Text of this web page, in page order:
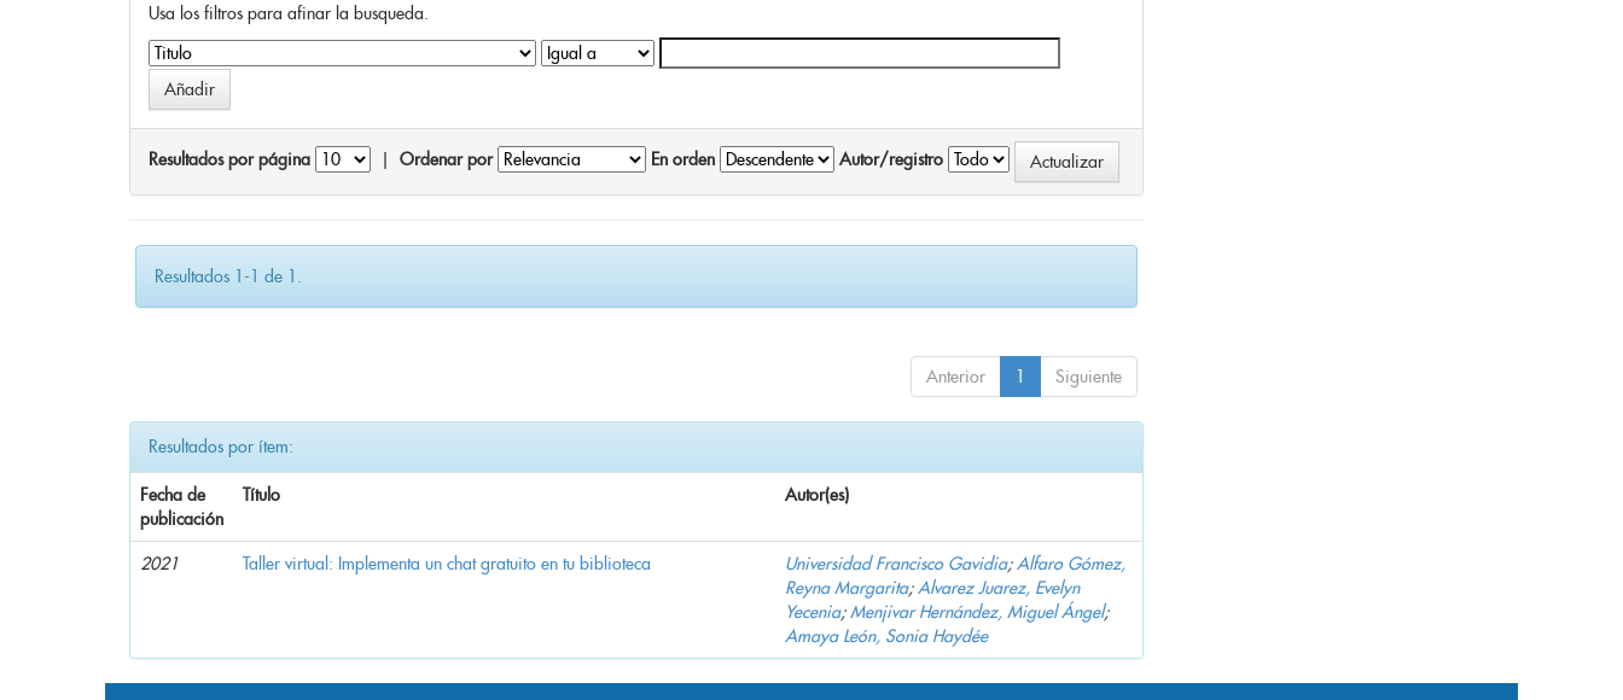
Usa los filtros para afinar la busqueda.
Resultados por página Ordenar por En orden Autor/registro
Resultados 1-1 de 1.
Anterior 1 Siguiente
Resultados por ítem:
Fecha de
publicación
Título Autor(es)
2021 Taller virtual: Implementa un chat gratuito en tu biblioteca Universidad Francisco Gavidia;Alfaro Gómez,
Reyna Margarita;Alvarez Juarez, Evelyn
Yecenia;Menjivar Hernández, Miguel Ángel;
Amaya León, Sonia Haydée